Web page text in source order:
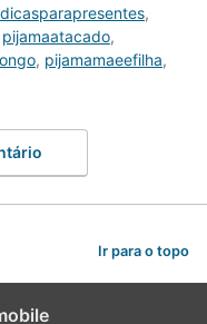
dicasparapresentes,
pijamaatacado,
, pijamamaeefilha,
Ir para o topo